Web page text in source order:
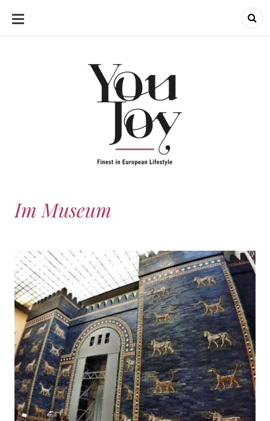
SKIP
Im Museum